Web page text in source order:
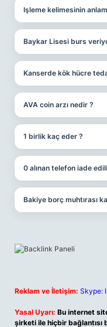
Işleme kelimesinin
Baykar Lisesi burs
Kanserde kök hücre
AVA coin arzı nedir ?
1 birlik kaç eder ?
0 alınan telefon iade
Bakiye borç muhtırası
Reklam ve İletişim: Skype:
Yasal Uyarı: Bu internet
şirketi ile hiçbir bağlantısı